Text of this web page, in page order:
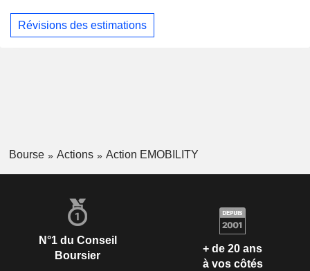
Révisions des estimations
Bourse Actions Action EMOBILITY
N°1 du Conseil
Boursier
+ de 20 ans
à vos côtés